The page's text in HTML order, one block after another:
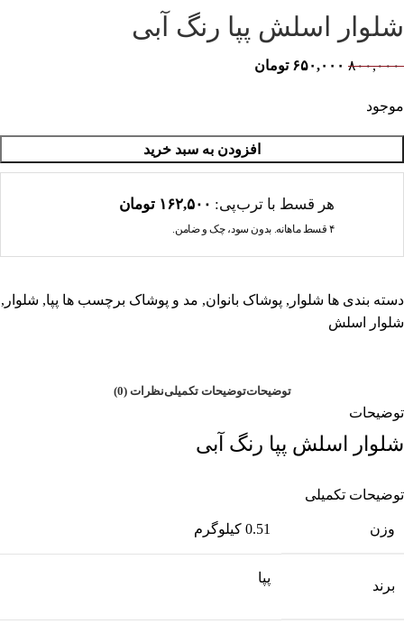
شلوار اسلش پپا رنگ آبی
۸۰۰,۰۰۰ ۶۵۰,۰۰۰ تومان
موجود
افزودن به سبد خرید
هر قسط با ترب‌پی: ۱۶۲,۵۰۰ تومان
۴ قسط ماهانه. بدون سود، چک و ضامن.
دسته بندی ها شلوار , پوشاک بانوان, مد و پوشاک برچسب ها پپا, شلوار ,
شلوار اسلش
توضیحاتتوضیحات تکمیلینظرات (0)
توضیحات
شلوار اسلش پپا رنگ آبی
توضیحات تکمیلی
وزن 0.51 کیلوگرم
برند
پپا